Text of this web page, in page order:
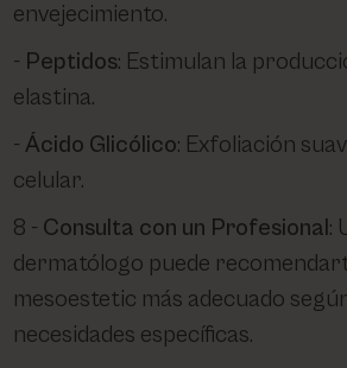
envejecimiento.
Peptidos: Estimulan la
elastina.
Ácido Glicólico: Exfoliación
celular.
Consulta con un Profesional:
dermatólogo puede
mesoestetic más adecuado
necesidades específicas.